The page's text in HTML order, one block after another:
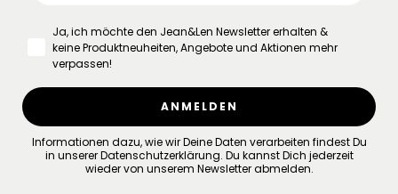
Ja, ich möchte den Jean&Len Newsletter erhalten &
keine Produktneuheiten, Angebote und Aktionen mehr
verpassen!
ANMELDEN
Informationen dazu, wie wir Deine Daten verarbeiten findest Du
in unsererDatenschutzerklärung. Du kannst Dich jederzeit
wieder von unserem Newsletter abmelden.